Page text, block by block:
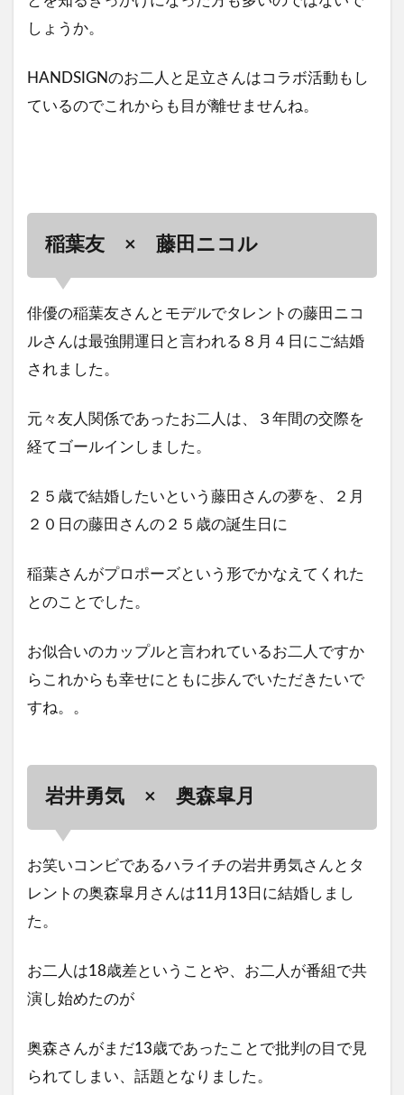
しょうか。
HANDSIGNのお二人と足立さんはコラボ活動もし
ているのでこれからも目が離せませんね。
稲葉友 × 藤田ニコル
俳優の稲葉友さんとモデルでタレントの藤田ニコ
ルさんは最強開運日と言われる８月４日にご結婚
されました。
元々友人関係であったお二人は、３年間の交際を
経てゴールインしました。
２５歳で結婚したいという藤田さんの夢を、２月
２０日の藤田さんの２５歳の誕生日に
稲葉さんがプロポーズという形でかなえてくれた
とのことでした。
お似合いのカップルと言われているお二人ですか
らこれからも幸せにともに歩んでいただきたいで
すね。。
岩井勇気 × 奥森皐月
お笑いコンビであるハライチの岩井勇気さんとタ
レントの奥森皐月さんは11月13日に結婚しまし
た。
お二人は18歳差ということや、お二人が番組で共
演し始めたのが
奥森さんがまだ13歳であったことで批判の目で見
られてしまい、話題となりました。